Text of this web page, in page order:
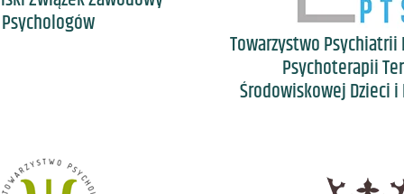
Psychologów
Towarzystwo
Psychoterapii
Środowiskowej Dzieci i